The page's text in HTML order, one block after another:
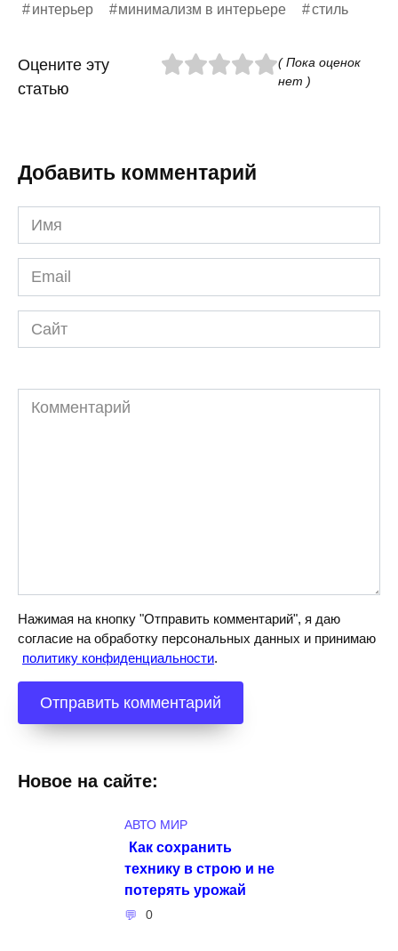
интерьер минимализм в интерьере стиль
Оцените эту
статью
( Пока оценок
нет )
Добавить комментарий
Имя
*
Email
*
Сайт
Комментарий
Нажимая на кнопку "Отправить комментарий", я даю
согласие на обработку персональных данных и принимаю
политику конфиденциальности.
Новое на сайте:
АВТО МИР
Как сохранить
технику в строю и не
потерять урожай
0